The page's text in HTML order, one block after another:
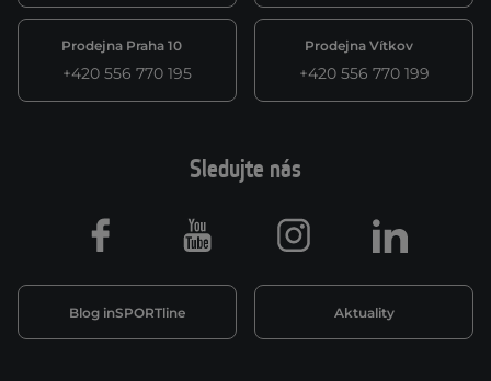
Prodejna Praha 10
+420 556 770 195
Prodejna Vítkov
+420 556 770 199
Sledujte nás
Blog inSPORTline Aktuality
Facebook Youtube Instagram LinkedIn